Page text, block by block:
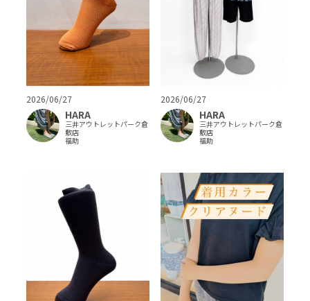
2026/06/27
HARA
三井アウトレットパーク倉
敷店
福助
2026/06/27
HARA
三井アウトレットパーク倉
敷店
福助